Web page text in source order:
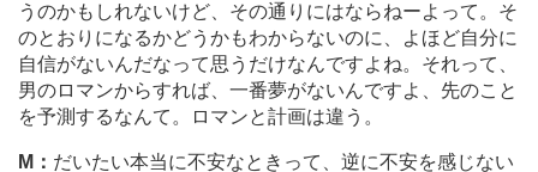
うのかもしれないけど、その通りにはならねーよって。そ
のとおりになるかどうかもわからないのに、よほど自分に
自信がないんだなって思うだけなんですよね。それって、
男のロマンからすれば、一番夢がないんですよ、先のこと
を予測するなんて。ロマンと計画は違う。
M： だいたい本当に不安なときって、逆に不安を感じない